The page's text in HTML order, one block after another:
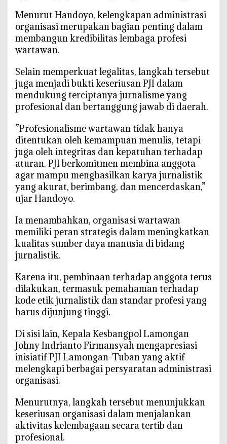
T
u
b
T
e
r
t
b
A
d
m
i
n
i
r
a
s
‎Menurut Handoyo, kelengkapan administrasi
organisasi merupakan bagian penting dalam
membangun kredibilitas lembaga profesi
wartawan.
‎Selain memperkuat legalitas, langkah tersebut
juga menjadi bukti keseriusan PJI dalam
mendukung terciptanya jurnalisme yang
profesional dan bertanggung jawab di daerah.
‎”Profesionalisme wartawan tidak hanya
ditentukan oleh kemampuan menulis, tetapi
juga oleh integritas dan kepatuhan terhadap
aturan. PJI berkomitmen membina anggota
agar mampu menghasilkan karya jurnalistik
yang akurat, berimbang, dan mencerdaskan,”
ujar Handoyo.
‎Ia menambahkan, organisasi wartawan
memiliki peran strategis dalam meningkatkan
kualitas sumber daya manusia di bidang
jurnalistik.
Karena itu, pembinaan terhadap anggota terus
dilakukan, termasuk pemahaman terhadap
kode etik jurnalistik dan standar profesi yang
harus dijunjung tinggi.
‎Di sisi lain, Kepala Kesbangpol Lamongan
Johny Indrianto Firmansyah mengapresiasi
inisiatif PJI Lamongan-Tuban yang aktif
melengkapi berbagai persyaratan administrasi
organisasi.
Menurutnya, langkah tersebut menunjukkan
keseriusan organisasi dalam menjalankan
aktivitas kelembagaan secara tertib dan
profesional.